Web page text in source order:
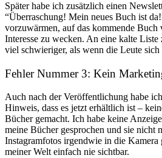
Später habe ich zusätzlich einen
“Überraschung! Mein neues Buch ist
vorzuwärmen, auf das kommende Buch
Interesse zu wecken. An eine kalte Liste
viel schwieriger, als wenn die Leute
Fehler Nummer 3: Kein
Auch nach der Veröffentlichung habe
Hinweis, dass es jetzt erhältlich ist –
Bücher gemacht. Ich habe keine
meine Bücher gesprochen und sie nicht
Instagramfotos irgendwie in die Kamera
meiner Welt einfach nie sichtbar.